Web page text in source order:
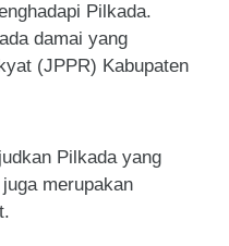
Pilkada.
damai yang
(JPPR) Kabupaten
Pilkada yang
merupakan